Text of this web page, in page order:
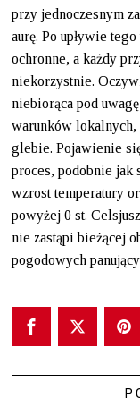
przy jednoczesnym
aurę. Po upływie
ochronne, a każdy
niekorzystnie.
niebiorąca pod
warunków
glebie. Pojawienie
proces, podobnie jak
wzrost temperatury
powyżej 0 st.
nie zastąpi bieżącej
pogodowych